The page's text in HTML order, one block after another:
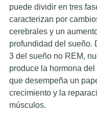
puede dividir en tres
caracterizan por
cerebrales y un
profundidad del sueño.
3 del sueño no REM,
produce la hormona del
que desempeña un
crecimiento y la
músculos.